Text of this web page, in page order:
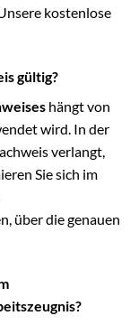
kostenlose
gültig?
hängt von
wird. In der
verlangt,
Sie sich im
über die genauen